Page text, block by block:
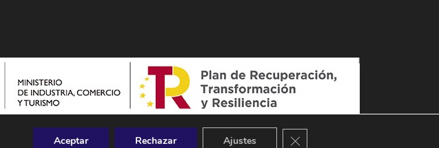
Aceptar Rechazar Ajustes Cerrar el banner de cookies RGPD